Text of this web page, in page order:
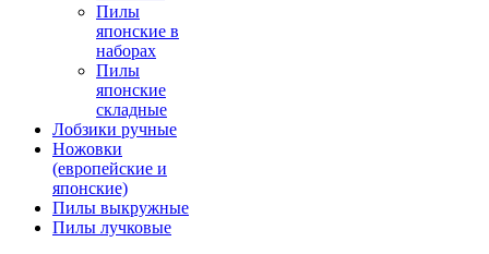
Пилы
японские в
наборах
Пилы
японские
складные
Лобзики ручные
Ножовки
(европейские и
японские)
Пилы выкружные
Пилы лучковые